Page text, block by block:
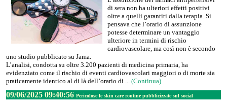
di sera non ha ulteriori effetti positivi
oltre a quelli garantiti dalla terapia. Si
pensava che l’orario di assunzione
potesse determinare un vantaggio
ulteriore in termini di rischio
cardiovascolare, ma così non è secondo
uno studio pubblicato su Jama.
L’analisi, condotta su oltre 3.200 pazienti di medicina primaria, ha
evidenziato come il rischio di eventi cardiovascolari maggiori o di morte sia
praticamente identico al di là dell’orario di ... (Continua)
09/06/2025 09:40:56 Pericolose le skin care routine pubblicizzate sul social